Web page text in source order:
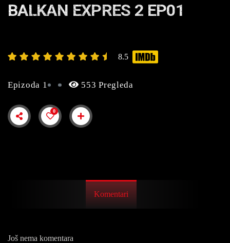
BALKAN EXPRES 2 EP01
8.5
Epizoda 1 553 Pregleda
0
Komentari
Još nema komentara